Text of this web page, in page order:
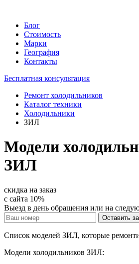
Блог
Стоимость
Марки
География
Контакты
Бесплатная консультация
Ремонт холодильников
Каталог техники
Холодильники
ЗИЛ
Модели
ЗИЛ
скидка на заказ
с сайта 10%
Выезд в день обращения или на
Оставить
Список моделей ЗИЛ, которые
Модели холодильников ЗИЛ: